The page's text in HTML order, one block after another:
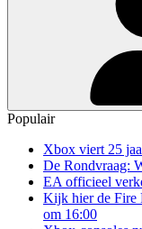
Populair
Xbox viert 25
De Rondvraag:
EA officieel
Kijk hier de Fire
om 16:00